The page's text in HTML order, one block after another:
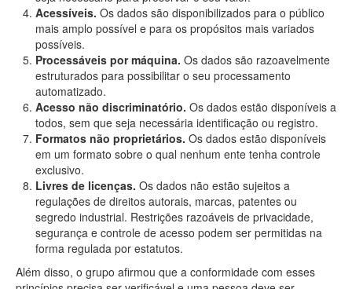
Acessíveis. Os dados são disponibilizados para o público
mais amplo possível e para os propósitos mais variados
possíveis.
Processáveis por máquina. Os dados são razoavelmente
estruturados para possibilitar o seu processamento
automatizado.
Acesso não discriminatório. Os dados estão disponíveis a
todos, sem que seja necessária identificação ou registro.
Formatos não proprietários. Os dados estão disponíveis
em um formato sobre o qual nenhum ente tenha controle
exclusivo.
Livres de licenças. Os dados não estão sujeitos a
regulações de direitos autorais, marcas, patentes ou
segredo industrial. Restrições razoáveis de privacidade,
segurança e controle de acesso podem ser permitidas na
forma regulada por estatutos.
Além disso, o grupo afirmou que a conformidade com esses